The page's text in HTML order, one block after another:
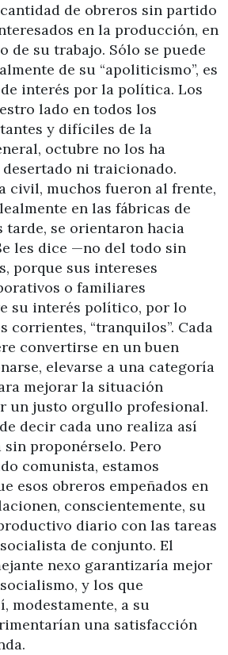
de obreros sin partido
en la producción, en
de su trabajo. Sólo se puede
de su “apoliticismo”, es
interés por la política. Los
lado en todos los
y difíciles de la
octubre no los ha
desertado ni traicionado.
civil, muchos fueron al frente,
en las fábricas de
tarde, se orientaron hacia
les dice —no del todo sin
porque sus intereses
o familiares
su interés político, por lo
corrientes, “tranquilos”. Cada
convertirse en un buen
elevarse a una categoría
mejorar la situación
un justo orgullo profesional.
decir cada uno realiza así
proponérselo. Pero
comunista, estamos
esos obreros empeñados en
conscientemente, su
diario con las tareas
de conjunto. El
nexo garantizaría mejor
y los que
modestamente, a su
una satisfacción